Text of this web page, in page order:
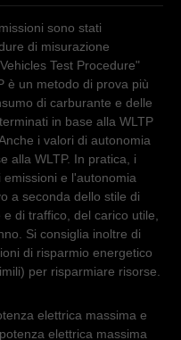
sono stati
di misurazione
Test Procedure"
è un metodo di prova più
di carburante e delle
in base alla WLTP
i valori di autonomia
alla WLTP. In pratica, i
e l'autonomia
a seconda dello stile di
di traffico, del carico utile,
Si consiglia inoltre di
di risparmio energetico
per risparmiare risorse.
elettrica massima e
elettrica massima